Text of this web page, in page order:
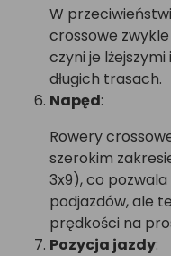
W
crossowe
czyni je
długich trasach.
Napęd:
Rowery
szerokim
3x9), co
podjazdów, ale
prędkości na
Pozycja jazdy: